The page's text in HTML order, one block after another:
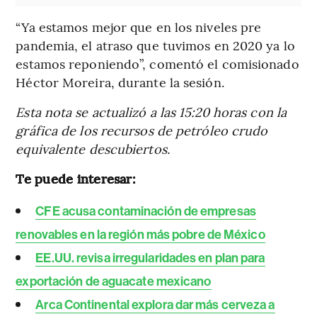
“Ya estamos mejor que en los niveles pre
pandemia, el atraso que tuvimos en 2020 ya lo
estamos reponiendo”, comentó el comisionado
Héctor Moreira, durante la sesión.
Esta nota se actualizó a las 15:20 horas con la
gráfica de los recursos de petróleo crudo
equivalente descubiertos.
Te puede interesar:
CFE acusa contaminación de empresas
renovables en la región más pobre de México
EE.UU. revisa irregularidades en plan para
exportación de aguacate mexicano
Arca Continental explora dar más cerveza a